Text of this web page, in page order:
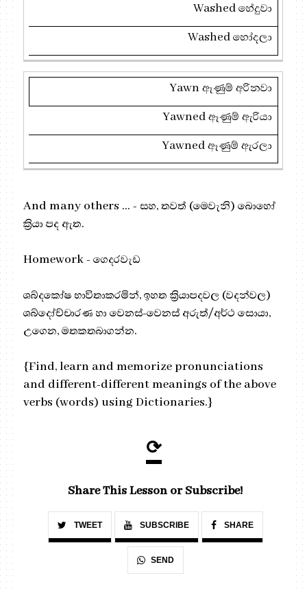
Washedහේදුවා
Washedහෝදලා
Yawnඈණුම් අරිනවා
Yawnedඈණුම් ඇරියා
Yawnedඈණුම් ඇරලා
And many others … - සහ, තවත් (මෙවැනි) බොහෝ
ක්‍රියා පද ඇත.
Homework - ගෙදරවැඩ
ශබ්දකෝෂ භාවිතාකරමින්, ඉහත ක්‍රියාපදවල (වදන්වල)
ශබ්දෝච්චාරණ හා වෙනස්-වෙනස් අරුත්/අර්ථ සොයා,
උගෙන, මතකතබාගන්න.
{Find, learn and memorize pronunciations
and different-different meanings of the above
verbs (words) using Dictionaries.}
⟳
Share This Lesson or Subscribe!
TWEET SUBSCRIBE SHARE
SEND